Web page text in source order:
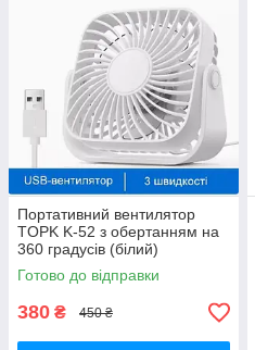
Портативний вентилятор
TOPK K-52 з обертанням на
360 градусів (білий)
Готово до відправки
380 ₴ 450 ₴